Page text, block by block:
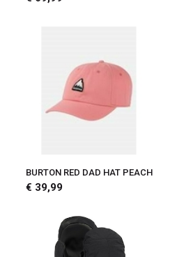
BURTON RED DAD HAT PEACH
€ 39,99